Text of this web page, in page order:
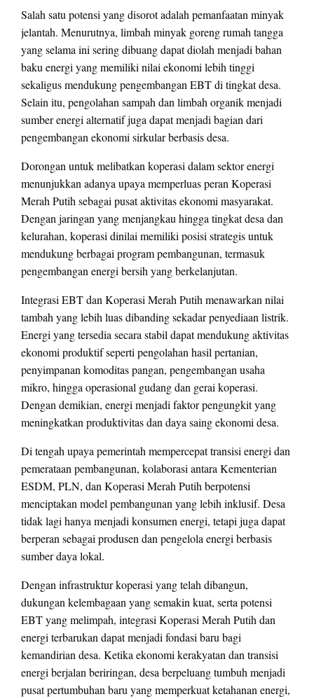
Salah satu potensi yang disorot adalah pemanfaatan minyak
jelantah. Menurutnya, limbah minyak goreng rumah tangga
yang selama ini sering dibuang dapat diolah menjadi bahan
baku energi yang memiliki nilai ekonomi lebih tinggi
sekaligus mendukung pengembangan EBT di tingkat desa.
Selain itu, pengolahan sampah dan limbah organik menjadi
sumber energi alternatif juga dapat menjadi bagian dari
pengembangan ekonomi sirkular berbasis desa.
Dorongan untuk melibatkan koperasi dalam sektor energi
menunjukkan adanya upaya memperluas peran Koperasi
Merah Putih sebagai pusat aktivitas ekonomi masyarakat.
Dengan jaringan yang menjangkau hingga tingkat desa dan
kelurahan, koperasi dinilai memiliki posisi strategis untuk
mendukung berbagai program pembangunan, termasuk
pengembangan energi bersih yang berkelanjutan.
Integrasi EBT dan Koperasi Merah Putih menawarkan nilai
tambah yang lebih luas dibanding sekadar penyediaan listrik.
Energi yang tersedia secara stabil dapat mendukung aktivitas
ekonomi produktif seperti pengolahan hasil pertanian,
penyimpanan komoditas pangan, pengembangan usaha
mikro, hingga operasional gudang dan gerai koperasi.
Dengan demikian, energi menjadi faktor pengungkit yang
meningkatkan produktivitas dan daya saing ekonomi desa.
Di tengah upaya pemerintah mempercepat transisi energi dan
pemerataan pembangunan, kolaborasi antara Kementerian
ESDM, PLN, dan Koperasi Merah Putih berpotensi
menciptakan model pembangunan yang lebih inklusif. Desa
tidak lagi hanya menjadi konsumen energi, tetapi juga dapat
berperan sebagai produsen dan pengelola energi berbasis
sumber daya lokal.
Dengan infrastruktur koperasi yang telah dibangun,
dukungan kelembagaan yang semakin kuat, serta potensi
EBT yang melimpah, integrasi Koperasi Merah Putih dan
energi terbarukan dapat menjadi fondasi baru bagi
kemandirian desa. Ketika ekonomi kerakyatan dan transisi
energi berjalan beriringan, desa berpeluang tumbuh menjadi
pusat pertumbuhan baru yang memperkuat ketahanan energi,